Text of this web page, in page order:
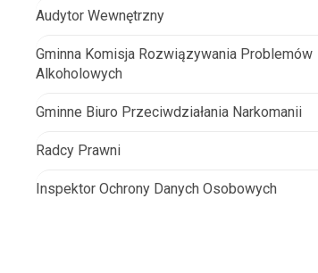
Audytor Wewnętrzny
Gminna Komisja Rozwiązywania Problemów
Alkoholowych
Gminne Biuro Przeciwdziałania Narkomanii
Radcy Prawni
Inspektor Ochrony Danych Osobowych